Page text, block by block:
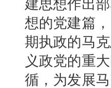
建思想作出
想的党建篇
期执政的马
义政党的重
循，为发展